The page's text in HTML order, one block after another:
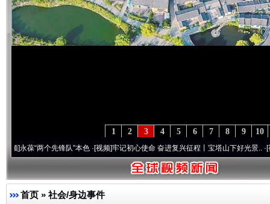
10
9
8
7
6
5
4
3
2
1
两个先锋队”本色·[视频]牢记初心使命 奋进复兴征程丨宝塔山下好光景..·[视频]因党
首页 » 社会/身边事件